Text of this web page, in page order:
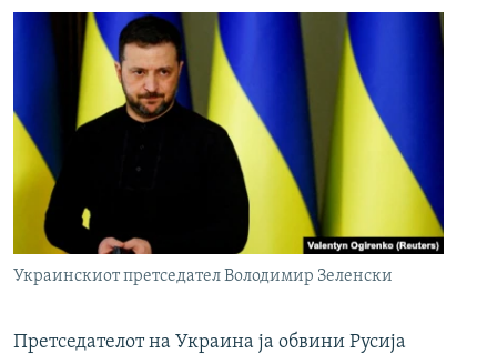
Украинскиот претседател Володимир Зеленски
Претседателот на Украина ја обвини Русија